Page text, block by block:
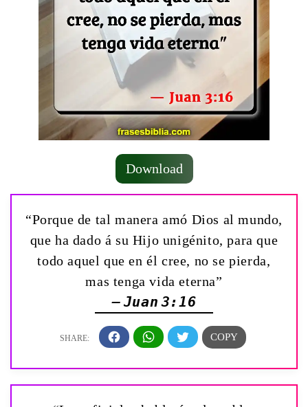
Download
“Porque de tal manera amó Dios al mundo,
que ha dado á su Hijo unigénito, para que
todo aquel que en él cree, no se pierda,
mas tenga vida eterna”
— Juan 3:16